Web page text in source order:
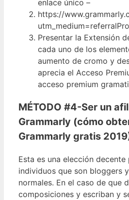
enlace único –
https://
Presentar la Extensión
cada uno de los
aumento de cromo y
aprecia el Acceso
acceso premium
MÉTODO #4-Ser un
Grammarly (cómo
Grammarly gratis
Esta es una elección decente
individuos que son bloggers
normales. En el caso de que
composiciones y escriban y